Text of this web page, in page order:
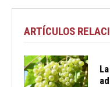
ARTÍCULOS